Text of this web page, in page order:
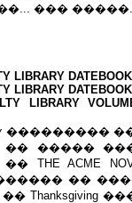
���
LIBRARY
LIBRARY
LIBRARY
���������
�����
THE ACME
�� ������ ��
��